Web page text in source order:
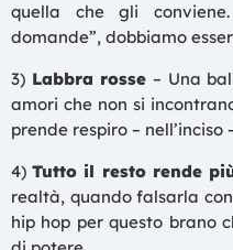
quella che gli
domande”, dobbiamo
3) Labbra rosse – Una
amori che non si
prende respiro –
4)Tutto il resto rende
realtà, quando falsarla
hip hop per questo brano